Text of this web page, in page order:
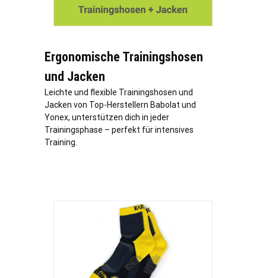
Ergonomische Trainingshosen
und Jacken
Leichte und flexible Trainingshosen und
Jacken von Top-Herstellern Babolat und
Yonex, unterstützen dich in jeder
Trainingsphase – perfekt für intensives
Training.